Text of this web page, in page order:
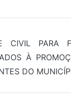
CIVIL PARA
À
DO